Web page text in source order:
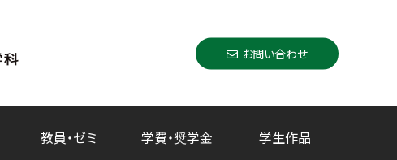
お問い合わせ
教員・ゼミ 学費・奨学金 学生作品